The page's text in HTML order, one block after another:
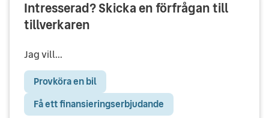
Intresserad? Skicka en förfrågan till
tillverkaren
Jag vill...
Provköra en bil
Få ett finansieringserbjudande